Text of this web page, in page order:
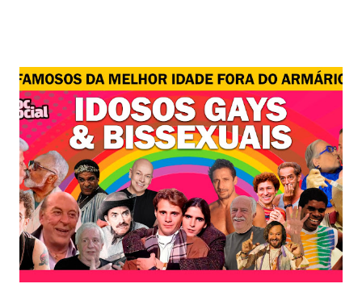
disse, ainda, que realizou a cirurgia em busca de ser feliz, e
não para agradar a um homem. 3) Léo Aquilla - Apresenta o
programa "A Tarde é Sua", na Rede TV, ao lado de Sonia
Abrão. A loira também participou do reality show "A
Fazenda", exibido pela Record TV. 4) Thalita Zampirolli -
Thalita Zampirolli é modelo, atriz e empresária. A loira
alcançou a fama após ser apontada como affair do ex-
jogador Romário. 5) Ariadna Arantes - Ariadna Arantes
ficou nacionalmente conhecida após sua ...